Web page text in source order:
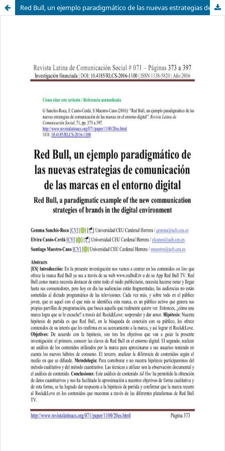
Red Bull, un ejemplo paradigmático de las nuevas estrategias de comunicación de las marcas en el entorno digital